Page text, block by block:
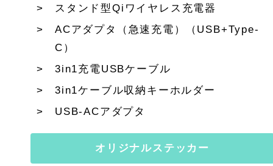
スタンド型Qiワイヤレス充電器
ACアダプタ（急速充電）（USB+Type-
C）
3in1充電USBケーブル
3in1ケーブル収納キーホルダー
USB-ACアダプタ
オリジナルステッカー